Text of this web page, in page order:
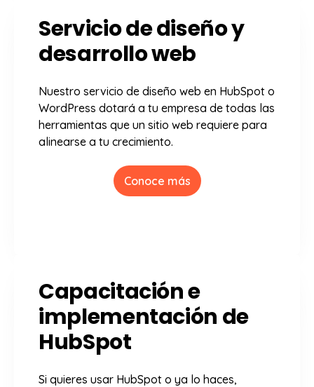
Servicio de diseño y
desarrollo web
Nuestro servicio de diseño web en HubSpot o
WordPress dotará a tu empresa de todas las
herramientas que un sitio web requiere para
alinearse a tu crecimiento.
Conoce más
Capacitación e
implementación de
HubSpot
Si quieres usar HubSpot o ya lo haces,